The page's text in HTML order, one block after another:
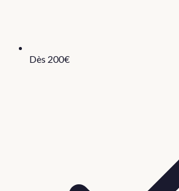
Dès 200€